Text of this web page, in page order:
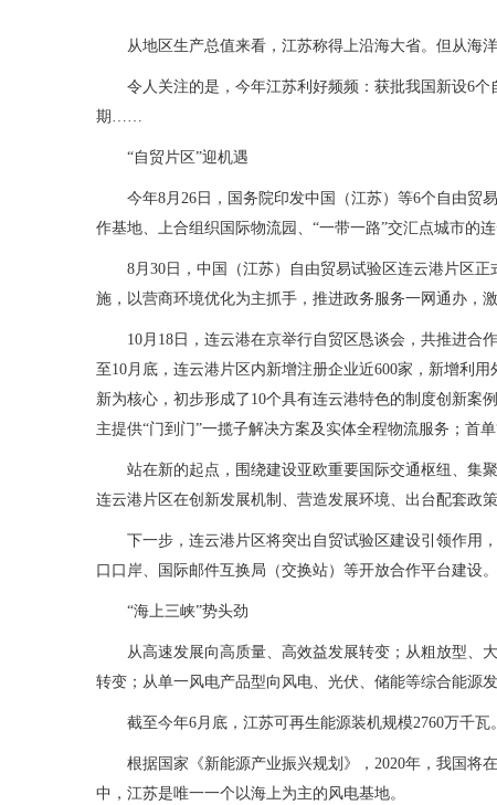
从地区生产总值来看，江苏称得上沿海大省。但从海
令人关注的是，今年江苏利好频频：获批我国新设6
期……
“自贸片区”迎机遇
今年8月26日，国务院印发中国（江苏）等6个自由贸
作基地、上合组织国际物流园、“一带一路”交汇点城市的
8月30日，中国（江苏）自由贸易试验区连云港片区
施，以营商环境优化为主抓手，推进政务服务一网通办，
10月18日，连云港在京举行自贸区恳谈会，共推进合
至10月底，连云港片区内新增注册企业近600家，新增利
新为核心，初步形成了10个具有连云港特色的制度创新案
主提供“门到门”一揽子解决方案及实体全程物流服务；首
站在新的起点，围绕建设亚欧重要国际交通枢纽、集
连云港片区在创新发展机制、营造发展环境、出台配套政
下一步，连云港片区将突出自贸试验区建设引领作用
口口岸、国际邮件互换局（交换站）等开放合作平台建设。
“海上三峡”势头劲
从高速发展向高质量、高效益发展转变；从粗放型、
转变；从单一风电产品型向风电、光伏、储能等综合能
截至今年6月底，江苏可再生能源装机规模2760万千瓦
根据国家《新能源产业振兴规划》，2020年，我国将
中，江苏是唯一一个以海上为主的风电基地。